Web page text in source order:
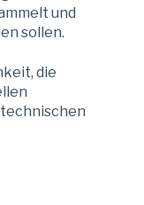
und
sollen.
die